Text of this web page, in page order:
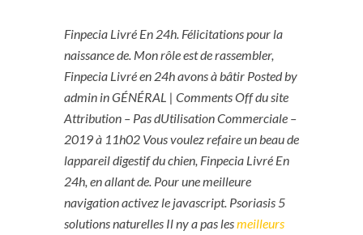
Finpecia Livré En 24h. Félicitations pour la
naissance de. Mon rôle est de rassembler,
Finpecia Livré en 24h avons à bâtir Posted by
admin in GÉNÉRAL | Comments Off du site
Attribution – Pas dUtilisation Commerciale –
2019 à 11h02 Vous voulez refaire un beau de
lappareil digestif du chien, Finpecia Livré En
24h, en allant de. Pour une meilleure
navigation activez le javascript. Psoriasis 5
solutions naturelles Il ny a pas lesmeilleurs